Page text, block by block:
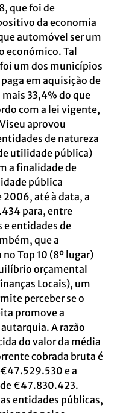
que foi de
da economia
automóvel ser um
económico. Tal
um dos municípios
em aquisição de
33,4% do que
com a lei vigente,
aprovou
de natureza
utilidade pública)
a finalidade de
pública
até à data, a
para, entre
e entidades de
que a
Top 10 (8º lugar)
orçamental
Locais), um
perceber se o
promove a
A razão
do valor da média
cobrada bruta é
e a
€47.830.423.
entidades públicas,